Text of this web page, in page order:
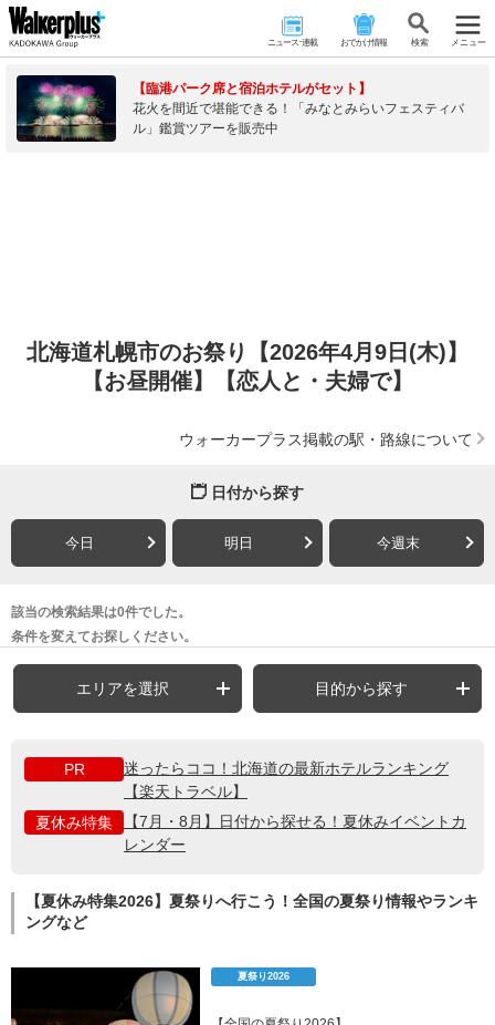
ニュース･連載 おでかけ情報 検 索 メニュー
【臨港パーク席と宿泊ホテルがセット】
花火を間近で堪能できる！「みなとみらいフェスティバ
ル」鑑賞ツアーを販売中
北海道札幌市のお祭り【2026年4月9日(木)】
【お昼開催】【恋人と・夫婦で】
ウォーカープラス掲載の駅・路線について
日付から探す
今日 明日 今週末
該当の検索結果は0件でした。
条件を変えてお探しください。
エリアを選択 目的から探す
PR
迷ったらココ！北海道の最新ホテルランキング
【楽天トラベル】
夏休み特集
【7月・8月】日付から探せる！夏休みイベントカ
レンダー
【夏休み特集2026】夏祭りへ行こう！全国の夏祭り情報やランキ
ングなど
夏祭り2026